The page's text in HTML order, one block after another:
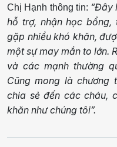
Chị Hạnh thông tin: “Đây
hỗ trợ, nhận học bổng,
gặp nhiều khó khăn,
một sự may mắn to lớn.
và các mạnh thường
Cũng mong là chương
chia sẻ đến các cháu,
khăn như chúng tôi”.